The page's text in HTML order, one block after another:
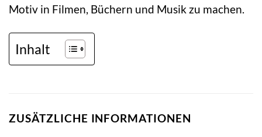
Motiv in Filmen, Büchern und Musik zu machen.
Inhalt
ZUSÄTZLICHE INFORMATIONEN